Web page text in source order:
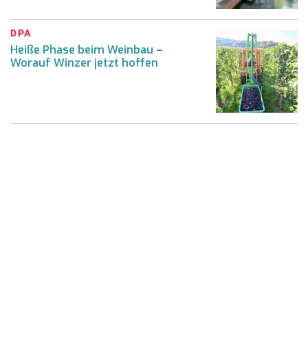
DPA
Heiße Phase beim Weinbau –
Worauf Winzer jetzt hoffen